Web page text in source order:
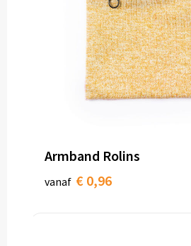
Armband Rolins
vanaf € 0,96